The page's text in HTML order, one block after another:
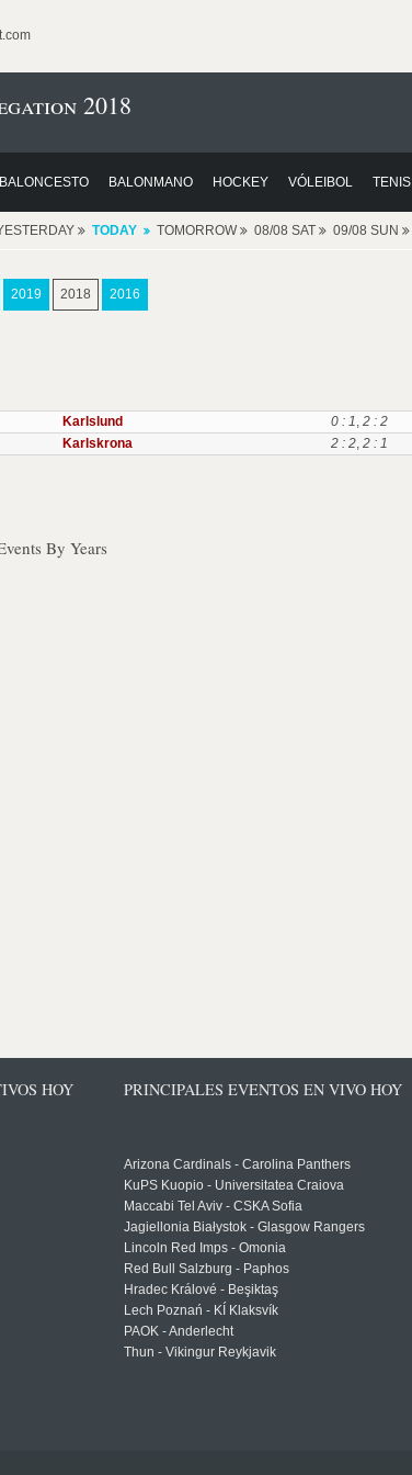
2018
BALONCESTO BALONMANO HOCKEY VÓLEIBOL TENIS
TODAY TOMORROW 08/08 SAT 09/08 SUN
2019 2018 2016
Karlslund 0 : 1, 2 : 2
Karlskrona 2 : 2, 2 : 1
By Years
HOY PRINCIPALES EVENTOS EN VIVO HOY
Arizona Cardinals - Carolina Panthers
KuPS Kuopio - Universitatea Craiova
Maccabi Tel Aviv - CSKA Sofia
Jagiellonia Białystok - Glasgow Rangers
Lincoln Red Imps - Omonia
Red Bull Salzburg - Paphos
Hradec Králové - Beşiktaş
Lech Poznań - KÍ Klaksvík
PAOK - Anderlecht
Thun - Vikingur Reykjavik